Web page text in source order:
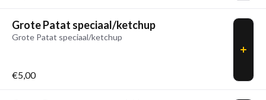
Grote Patat speciaal/ketchup
Grote Patat speciaal/ketchup
€5,00